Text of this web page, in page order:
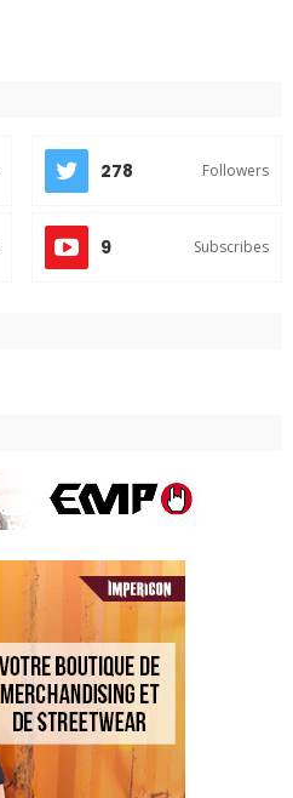
278 Followers
9 Subscribes